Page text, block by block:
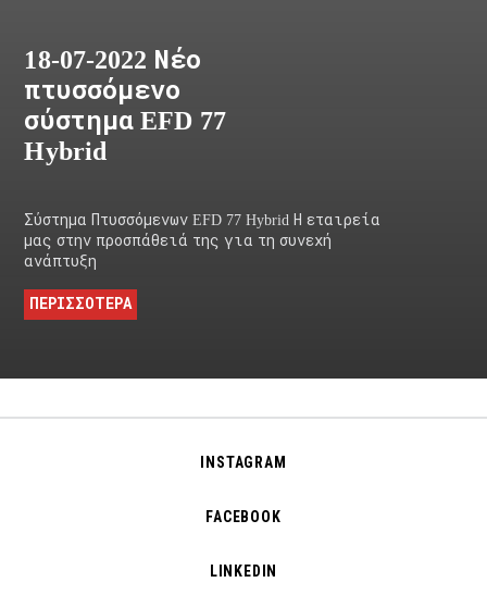
18-07-2022 Νέο
πτυσσόμενο
σύστημα EFD 77
Hybrid
Σύστημα Πτυσσόμενων EFD 77 Hybrid Η εταιρεία
μας στην προσπάθειά της για τη συνεχή
ανάπτυξη
ΠΕΡΙΣΣΟΤΕΡΑ
INSTAGRAM
FACEBOOK
LINKEDIN